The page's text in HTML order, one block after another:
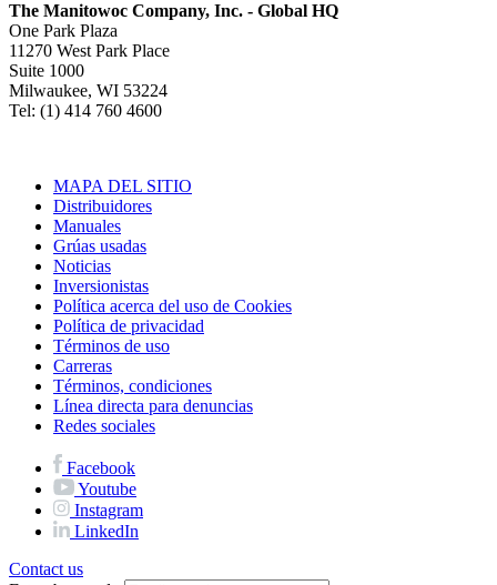
The Manitowoc Company, Inc. - Global HQ
One Park Plaza
11270 West Park Place
Suite 1000
Milwaukee, WI 53224
Tel: (1) 414 760 4600
MAPA DEL SITIO
Distribuidores
Manuales
Grúas usadas
Noticias
Inversionistas
Política acerca del uso de Cookies
Política de privacidad
Términos de uso
Carreras
Términos, condiciones
Línea directa para denuncias
Redes sociales
Facebook
Youtube
Instagram
LinkedIn
Contact us